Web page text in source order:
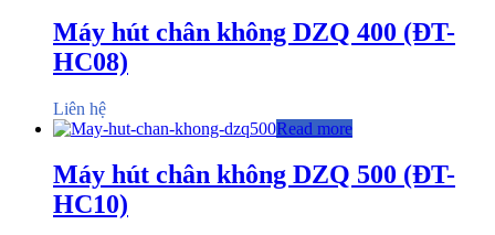
Máy hút chân không DZQ 400 (ĐT-
HC08)
Liên hệ
Read more
Máy hút chân không DZQ 500 (ĐT-
HC10)